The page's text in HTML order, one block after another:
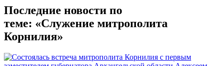
Последние новости по
теме: «Служение митрополита
Корнилия»